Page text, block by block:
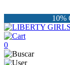
10%
0